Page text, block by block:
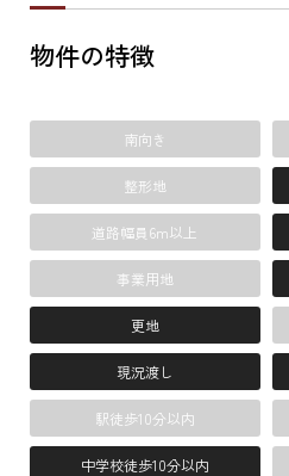
物件の特徴
南向き
整形地
道路幅員6m以上
事業用地
更地
現況渡し
駅徒歩10分以内
中学校徒歩10分以内